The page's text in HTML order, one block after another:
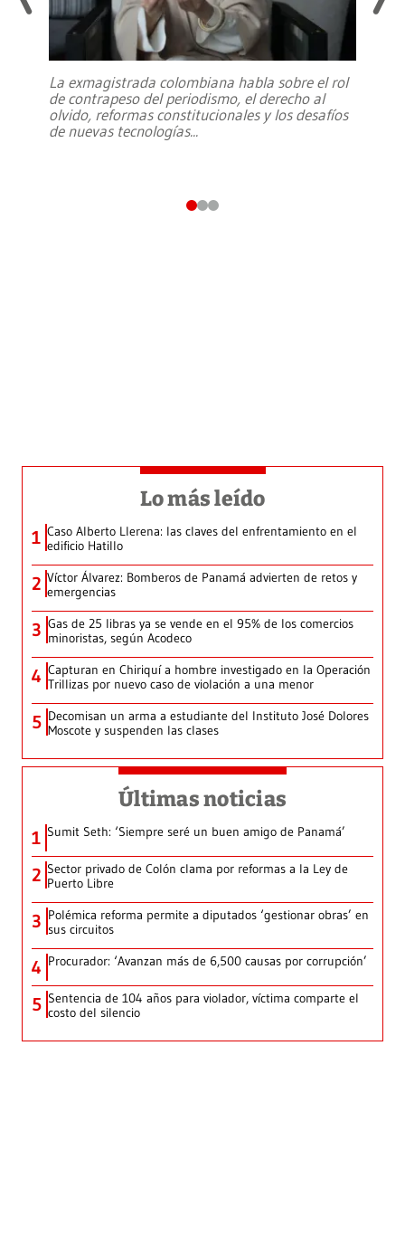
La exmagistrada colombiana habla sobre el rol
de contrapeso del periodismo, el derecho al
olvido, reformas constitucionales y los desafíos
de nuevas tecnologías...
Lo más leído
1 Caso Alberto Llerena: las claves del enfrentamiento en el
edificio Hatillo
2 Víctor Álvarez: Bomberos de Panamá advierten de retos y
emergencias
3 Gas de 25 libras ya se vende en el 95% de los comercios
minoristas, según Acodeco
4 Capturan en Chiriquí a hombre investigado en la Operación
Trillizas por nuevo caso de violación a una menor
5 Decomisan un arma a estudiante del Instituto José Dolores
Moscote y suspenden las clases
Últimas noticias
1 Sumit Seth: ‘Siempre seré un buen amigo de Panamá’
2 Sector privado de Colón clama por reformas a la Ley de
Puerto Libre
3 Polémica reforma permite a diputados ‘gestionar obras’ en
sus circuitos
4 Procurador: ‘Avanzan más de 6,500 causas por corrupción’
5 Sentencia de 104 años para violador, víctima comparte el
costo del silencio